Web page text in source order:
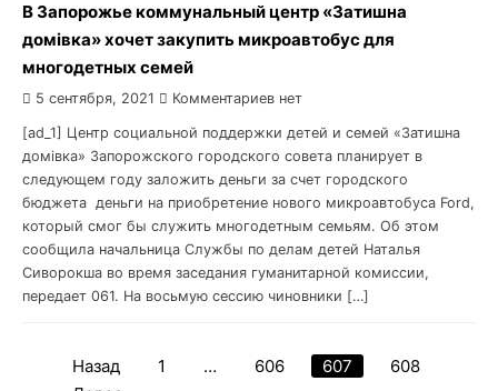
В Запорожье коммунальный центр «Затишна
домівка» хочет закупить микроавтобус для
многодетных семей
5 сентября, 2021 Комментариев нет
[ad_1] Центр социальной поддержки детей и семей «Затишна
домівка» Запорожского городского совета планирует в
следующем году заложить деньги за счет городского
бюджета деньги на приобретение нового микроавтобуса Ford,
который смог бы служить многодетным семьям. Об этом
сообщила начальница Службы по делам детей Наталья
Сиворокша во время заседания гуманитарной комиссии,
передает 061. На восьмую сессию чиновники […]
Навигация
Назад 1 … 606 607
608